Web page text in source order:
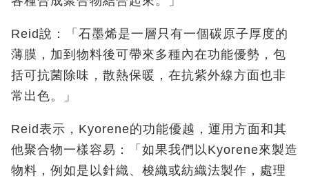
Reid說：「石墨烯是一層只有一個碳原子厚度的
薄膜，加到物料後可帶來多種內在功能優勢，包
括可抗菌除味，散熱保暖，在抗紫外線方面也非
常出色。」
Reid表示，Kyorene的功能優越，運用方面和其
他聚合物一樣容易：「如果我們以Kyorene來製造
物料，例如是以針織、梭織或紡織法製作，處理